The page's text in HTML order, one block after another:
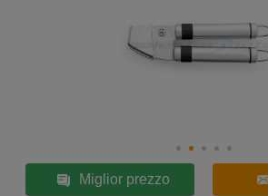
Miglior prezzo